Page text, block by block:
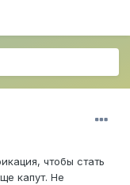
чтобы стать
капут. Не